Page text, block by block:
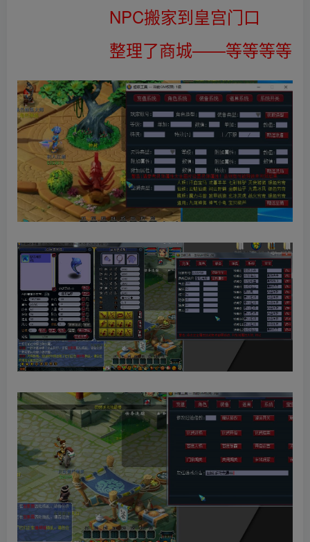
NPC搬家到皇宫门口
整理了商城——等等等等